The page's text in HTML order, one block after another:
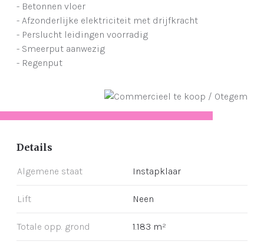
- Betonnen vloer
- Afzonderlijke elektriciteit met drijfkracht
- Perslucht leidingen voorradig
- Smeerput aanwezig
- Regenput
Details
Algemene staat Instapklaar
Lift Neen
Totale opp. grond 1.183 m²